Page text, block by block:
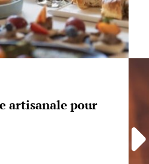
artisanale pour